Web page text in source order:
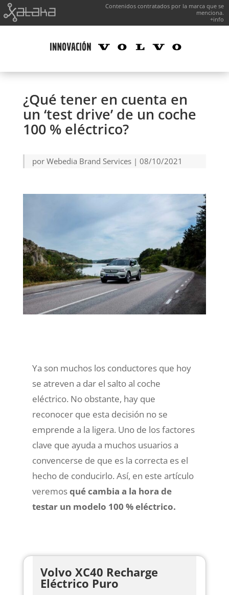
Contenidos contratados por la marca que se
menciona.
+info
¿Qué tener en cuenta en
un ‘test drive’ de un coche
100 % eléctrico?
por Webedia Brand Services| 08/10/2021
Ya son muchos los conductores que hoy
se atreven a dar el salto al coche
eléctrico. No obstante, hay que
reconocer que esta decisión no se
emprende a la ligera. Uno de los factores
clave que ayuda a muchos usuarios a
convencerse de que es la correcta es el
hecho de conducirlo. Así, en este artículo
veremosqué cambia a la hora de
testar un modelo 100 % eléctrico.
Volvo XC40 Recharge
Eléctrico Puro